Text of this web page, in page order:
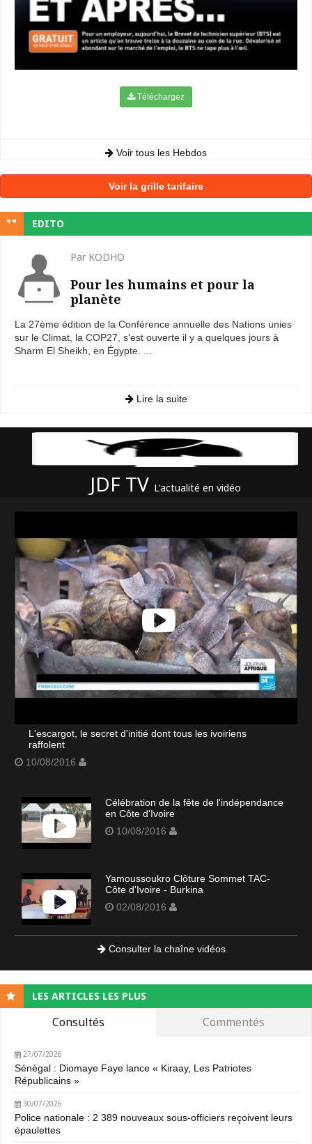
Téléchargez
Voir tous les Hebdos
Voir la grille tarifaire
EDITO
Par KODHO
Pour les humains et pour la
planète
La 27ème édition de la Conférence annuelle des Nations unies
sur le Climat, la COP27, s'est ouverte il y a quelques jours à
Sharm El Sheikh, en Égypte. ...
Lire la suite
JDF TV L'actualité en vidéo
L'escargot, le secret d'initié dont tous les ivoiriens
raffolent
10/08/2016
Célébration de la fête de l'indépendance
en Côte d'Ivoire
10/08/2016
Yamoussoukro Clôture Sommet TAC-
Côte d'Ivoire - Burkina
02/08/2016
Consulter la chaîne vidéos
LES ARTICLES LES PLUS
Consultés Commentés
27/07/2026
Sénégal : Diomaye Faye lance « Kiraay, Les Patriotes
Républicains »
30/07/2026
Police nationale : 2 389 nouveaux sous-officiers reçoivent leurs
épaulettes